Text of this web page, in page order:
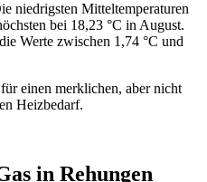
niedrigsten Mitteltemperaturen
bei 18,23 °C in August.
Werte zwischen 1,74 °C und
einen merklichen, aber nicht
Heizbedarf.
in Rehungen